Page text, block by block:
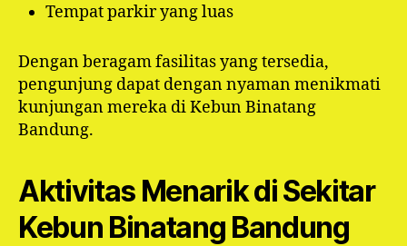
Tempat parkir yang luas
Dengan beragam fasilitas yang tersedia,
pengunjung dapat dengan nyaman menikmati
kunjungan mereka di Kebun Binatang
Bandung.
Aktivitas Menarik di Sekitar
Kebun Binatang Bandung